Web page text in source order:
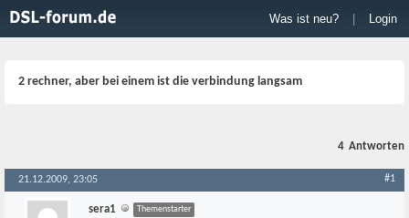
Was ist neu? Login
2 rechner, aber bei einem ist die verbindung langsam
4 Antworten
21.12.2009, 23:05 #1
sera1 Themenstarter